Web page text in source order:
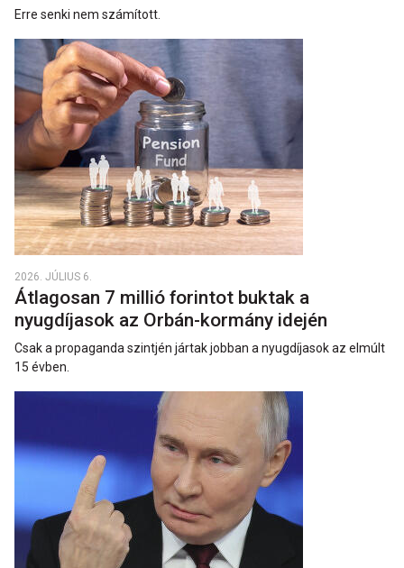
Erre senki nem számított.
2026. JÚLIUS 6.
Átlagosan 7 millió forintot buktak a
nyugdíjasok az Orbán-kormány idején
Csak a propaganda szintjén jártak jobban a nyugdíjasok az elmúlt
15 évben.